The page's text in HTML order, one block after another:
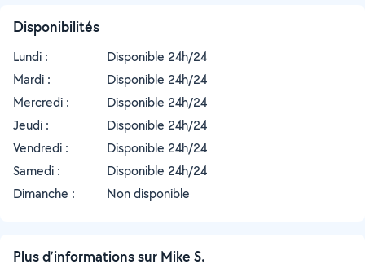
Disponibilités
Lundi :
Disponible 24h/24
Mardi :
Disponible 24h/24
Mercredi :
Disponible 24h/24
Jeudi :
Disponible 24h/24
Vendredi :
Disponible 24h/24
Samedi :
Disponible 24h/24
Dimanche :
Non disponible
Plus d’informations sur Mike S.